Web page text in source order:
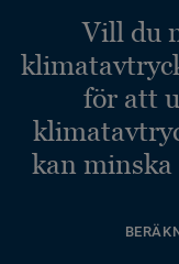
Vill du
för att
kan